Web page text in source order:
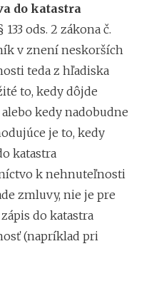
do katastra
ods. 2 zákona č.
v znení neskorších
teda z hľadiska
to, kedy dôjde
kedy nadobudne
je to, kedy
katastra
k nehnuteľnosti
zmluvy, nie je pre
do katastra
(napríklad pri